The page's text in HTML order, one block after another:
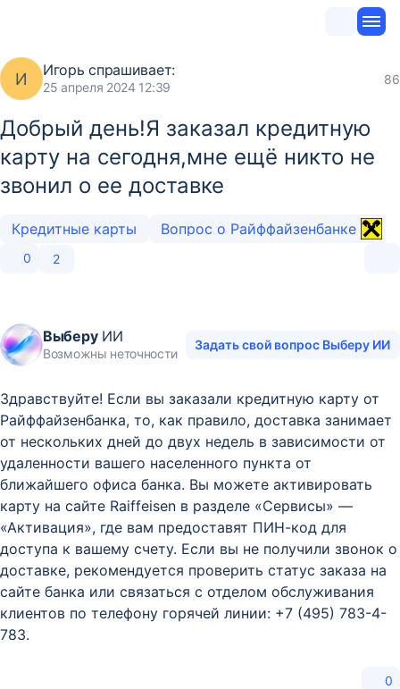
И Игорь спрашивает:
25 апреля 2024 12:39
86
Добрый день!Я заказал кредитную
карту на сегодня,мне ещё никто не
звонил о ее доставке
Кредитные карты Вопрос о Райффайзенбанке
0 2
ВыберуИИ
Возможны неточности
Задать свой вопрос Выберу ИИ
Здравствуйте! Если вы заказали кредитную карту от
Райффайзенбанка, то, как правило, доставка занимает
от нескольких дней до двух недель в зависимости от
удаленности вашего населенного пункта от
ближайшего офиса банка. Вы можете активировать
карту на сайте Raiffeisen в разделе «Сервисы» —
«Активация», где вам предоставят ПИН-код для
доступа к вашему счету. Если вы не получили звонок о
доставке, рекомендуется проверить статус заказа на
сайте банка или связаться с отделом обслуживания
клиентов по телефону горячей линии: +7 (495) 783-4-
783.
0